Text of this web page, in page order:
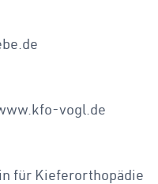
vogl.de
für Kieferorthopädie